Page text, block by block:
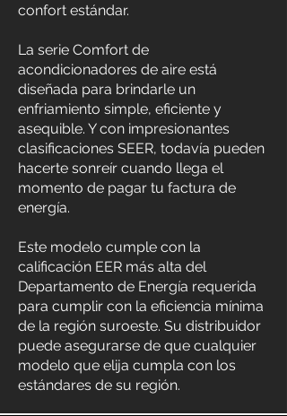
confort estándar.
La serie Comfort de
acondicionadores de aire está
diseñada para brindarle un
enfriamiento simple, eficiente y
asequible. Y con impresionantes
clasificaciones SEER, todavía pueden
hacerte sonreír cuando llega el
momento de pagar tu factura de
energía.
Este modelo cumple con la
calificación EER más alta del
Departamento de Energía requerida
para cumplir con la eficiencia mínima
de la región suroeste. Su distribuidor
puede asegurarse de que cualquier
modelo que elija cumpla con los
estándares de su región.